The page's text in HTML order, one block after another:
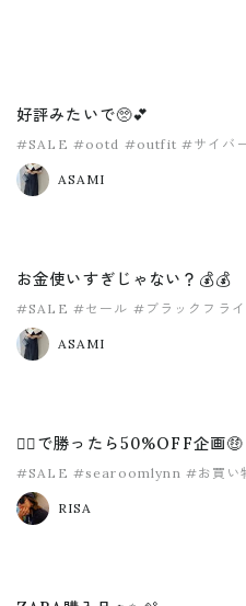
好評みたいで🥺💕
#SALE #ootd #outfit #サイバ
#ベルシアー
ASAMI
お金使いすぎじゃない？💰💰
#SALE #セール #ブラックフラ
ASAMI
✌🏽で勝ったら50%OFF企画🤑
#SALE #searoomlynn #お買い
#美容
RISA